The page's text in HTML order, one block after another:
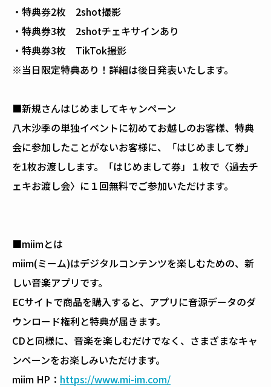
・特典券2枚 2shot撮影
・特典券3枚 2shotチェキサインあり
・特典券3枚 TikTok撮影
※当日限定特典あり！詳細は後日発表いたします。
■新規さんはじめましてキャンペーン
八木沙季の単独イベントに初めてお越しのお客様、特典
会に参加したことがないお客様に、「はじめまして券」
を1枚お渡しします。「はじめまして券」１枚で〈過去チ
ェキお渡し会〉に１回無料でご参加いただけます。
■miimとは
miim(ミーム)はデジタルコンテンツを楽しむための、新
しい音楽アプリです。
ECサイトで商品を購入すると、アプリに音源データのダ
ウンロード権利と特典が届きます。
CDと同様に、音楽を楽しむだけでなく、さまざまなキャ
ンペーンをお楽しみいただけます。
miim HP： https://www.mi-im.com/